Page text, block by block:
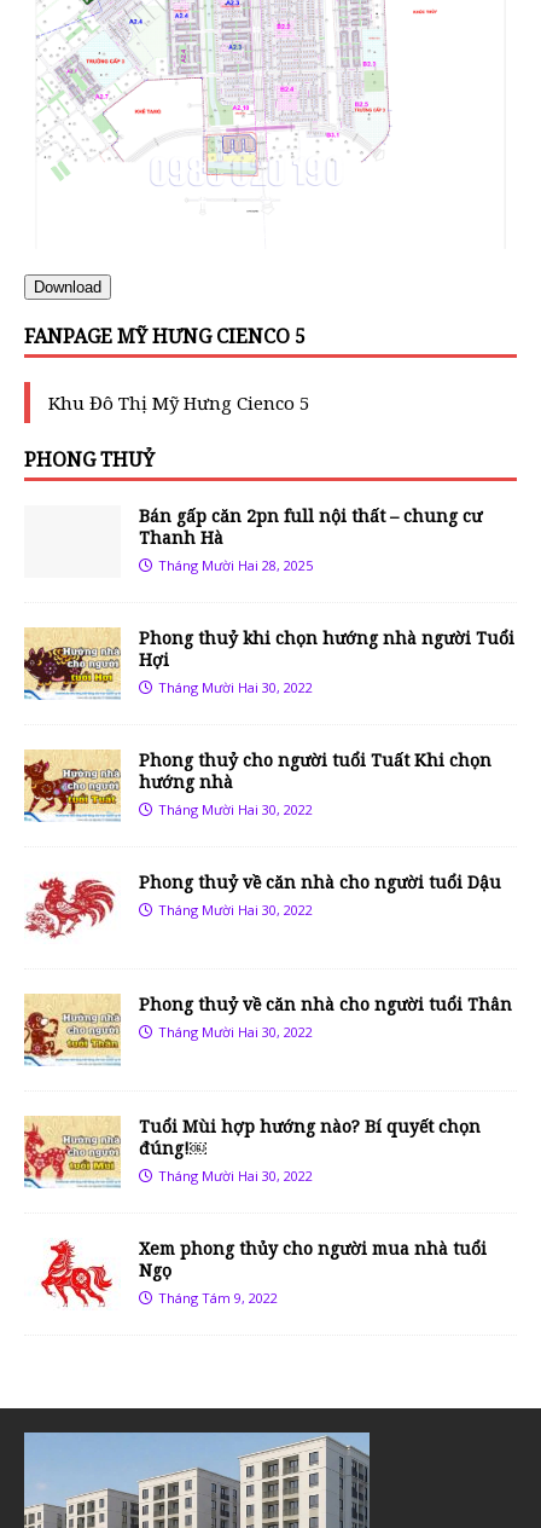
Download
FANPAGE MỸ HƯNG CIENCO 5
Khu Đô Thị Mỹ Hưng Cienco 5
PHONG THUỶ
Bán gấp căn 2pn full nội thất – chung cư
Thanh Hà
Tháng Mười Hai 28, 2025
Phong thuỷ khi chọn hướng nhà người Tuổi
Hợi
Tháng Mười Hai 30, 2022
Phong thuỷ cho người tuổi Tuất Khi chọn
hướng nhà
Tháng Mười Hai 30, 2022
Phong thuỷ về căn nhà cho người tuổi Dậu
Tháng Mười Hai 30, 2022
Phong thuỷ về căn nhà cho người tuổi Thân
Tháng Mười Hai 30, 2022
Tuổi Mùi hợp hướng nào? Bí quyết chọn
đúng!￼
Tháng Mười Hai 30, 2022
Xem phong thủy cho người mua nhà tuổi
Ngọ
Tháng Tám 9, 2022